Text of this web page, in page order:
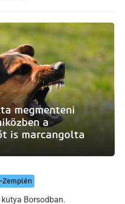
megmenteni
a
is marcangolta
Zemplén
Borsodban.